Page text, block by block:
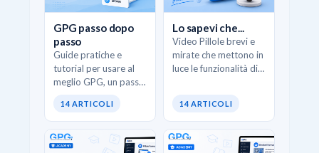
GPG passo dopo
passo
Guide pratiche e
tutorial per usare al
meglio GPG, un passo
14 ARTICOLI
Lo sapevi che...
Video Pillole brevi e
mirate che mettono in
luce le funzionalità di
concreti. L’obiettivo è
scoprire opportunità
pratiche…
14 ARTICOLI